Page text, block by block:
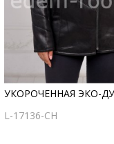
УКОРОЧЕННАЯ ЭКО-
L-17136-CH